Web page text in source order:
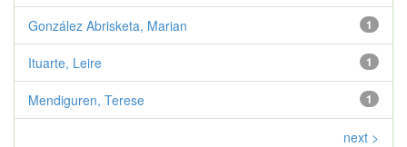
1
González Abrisketa, Marian
1
Ituarte, Leire
1
Mendiguren, Terese
next >